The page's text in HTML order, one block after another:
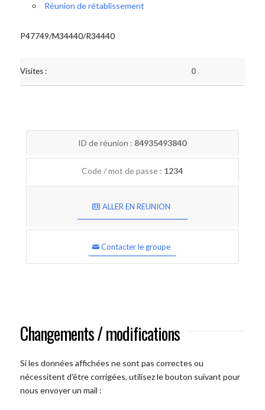
Réunion de rétablissement
P47749/M34440/R34440
Visites : 0
ID de réunion : 84935493840
Code / mot de passe : 1234
ALLER EN REUNION
Contacter le groupe
Changements / modifications
Si les données affichées ne sont pas correctes ou
nécessitent d'être corrigées, utilisez le bouton suivant pour
nous envoyer un mail :